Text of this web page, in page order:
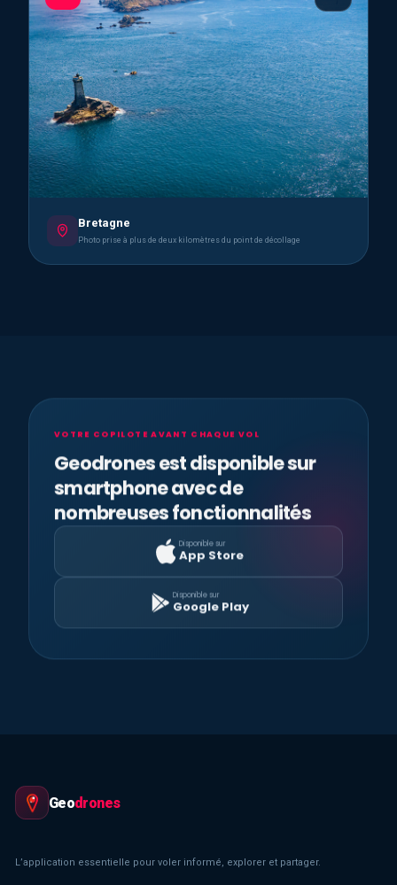
Bretagne
Photo prise à plus de deux kilomètres du point de décollage
VOTRE COPILOTE AVANT CHAQUE VOL
Geodrones est disponible sur
smartphone avec de
nombreuses fonctionnalités
Disponible sur
App Store
Disponible sur
Google Play
Geodrones
L’application essentielle pour voler informé, explorer et partager.